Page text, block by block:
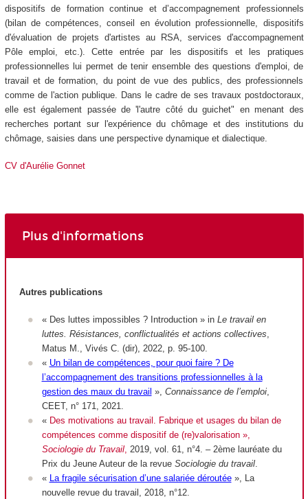
dispositifs de formation continue et d’accompagnement professionnels
(bilan de compétences, conseil en évolution professionnelle, dispositifs
d'évaluation de projets d'artistes au RSA, services d'accompagnement
Pôle emploi, etc.). Cette entrée par les dispositifs et les pratiques
professionnelles lui permet de tenir ensemble des questions d'emploi, de
travail et de formation, du point de vue des publics, des professionnels
comme de l'action publique. Dans le cadre de ses travaux postdoctoraux,
elle est également passée de 'l'autre côté du guichet" en menant des
recherches portant sur l'expérience du chômage et des institutions du
chômage, saisies dans une perspective dynamique et dialectique.
CV d'Aurélie Gonnet
Plus d'informations
Autres publications
« Des luttes impossibles ? Introduction » in Le travail en
luttes. Résistances, conflictualités et actions collectives,
Matus M., Vivés C. (dir), 2022, p. 95-100.
« Un bilan de compétences, pour quoi faire ? De
l’accompagnement des transitions professionnelles à la
gestion des maux du travail », Connaissance de l’emploi,
CEET, n° 171, 2021.
« Des motivations au travail. Fabrique et usages du bilan de
compétences comme dispositif de (re)valorisation »,
Sociologie du Travail, 2019, vol. 61, n°4. – 2ème lauréate du
Prix du Jeune Auteur de la revue Sociologie du travail.
« La fragile sécurisation d’une salariée déroutée», La
nouvelle revue du travail, 2018, n°12.